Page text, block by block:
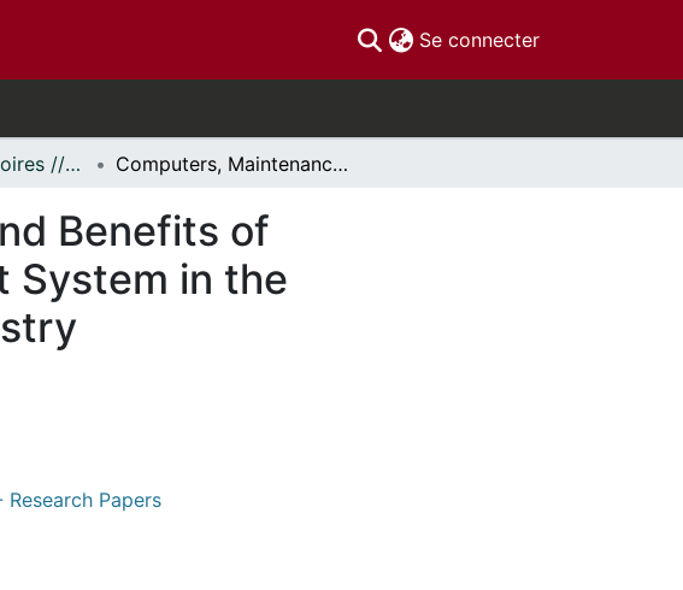
Se connecter(current)
Économie - Mémoires // Economics - Research Papers Computers, Maintenance Management and Benefits of Computerized Maintenance Management System in the Management Systems in the Marine Industry
Benefits of
System in the
Papers